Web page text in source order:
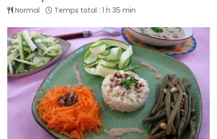
Normal Temps total : 1 h 35 min